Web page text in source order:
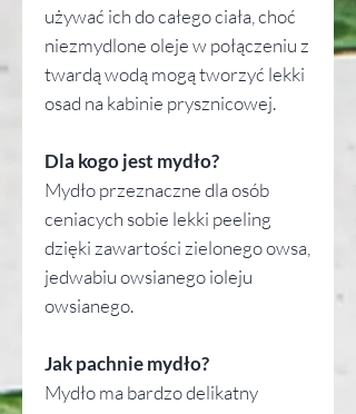
używać ich do całego ciała, choć
niezmydlone oleje w połączeniu z
twardą wodą mogą tworzyć lekki
osad na kabinie prysznicowej.
Dla kogo jest mydło?
Mydło przeznaczne dla osób
ceniacych sobie lekki peeling
dzięki zawartości zielonego owsa,
jedwabiu owsianego ioleju
owsianego.
Jak pachnie mydło?
Mydło ma bardzo delikatny